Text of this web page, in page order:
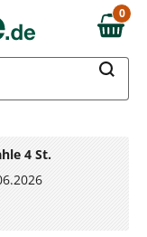
0,00 €
0
4 St.